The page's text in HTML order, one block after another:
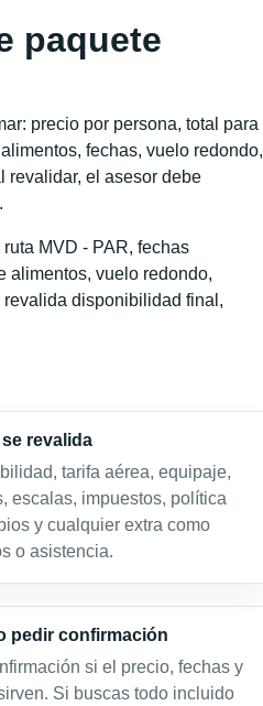
paquete
precio por persona, total para
fechas, vuelo redondo,
revalidar, el asesor debe
MVD - PAR, fechas
alimentos, vuelo redondo,
revalida disponibilidad final,
revalida
tarifa aérea, equipaje,
escalas, impuestos, política
y cualquier extra como
o asistencia.
pedir confirmación
si el precio, fechas y
Si buscas todo incluido